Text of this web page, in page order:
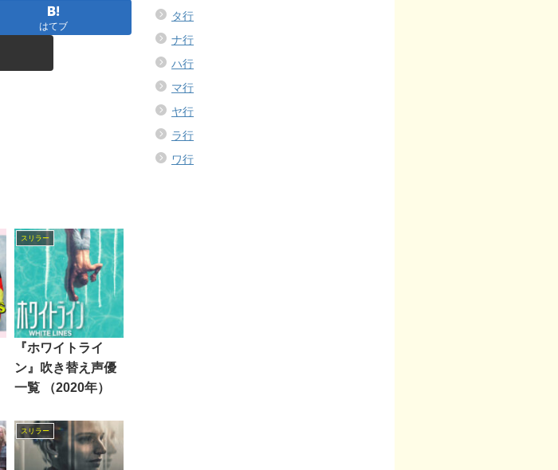
はてブ
スリラー
『ホワイトライ
ン』吹き替え声優
一覧 （2020年）
スリラー
タ行
ナ行
ハ行
マ行
ヤ行
ラ行
ワ行